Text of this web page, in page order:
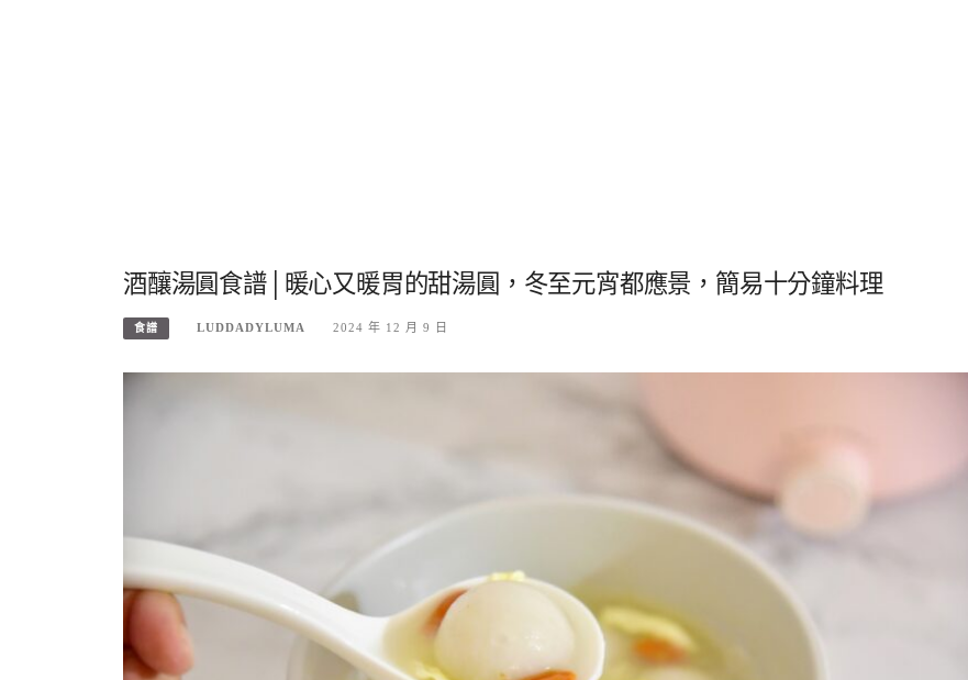
酒釀湯圓食譜│暖心又暖胃的甜湯圓，冬至元宵都應景，簡易十分鐘料理
食譜 LUDDADYLUMA 2024 年 12 月 9 日